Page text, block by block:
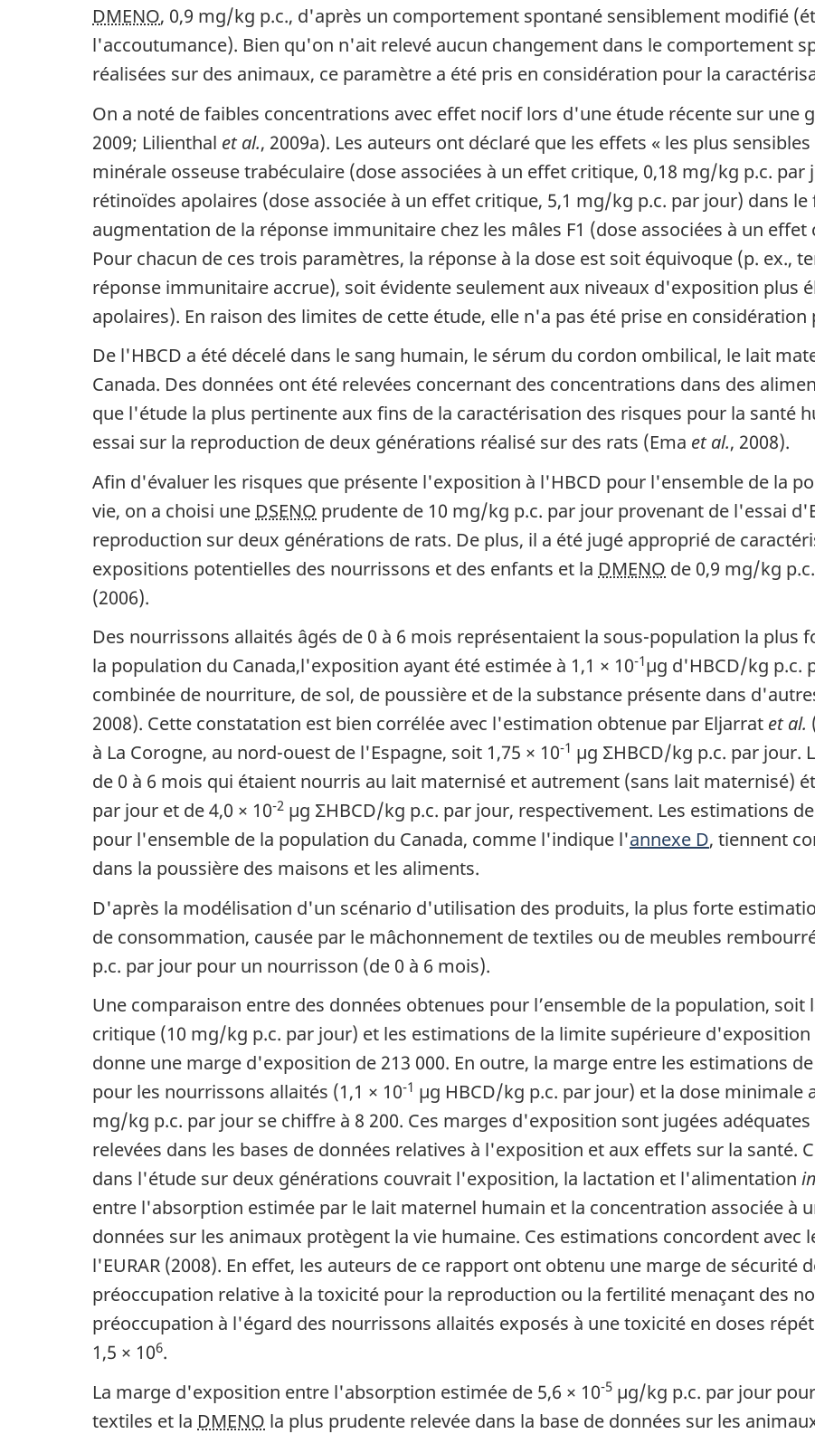
c
u
m
e
n
t
DMENO, 0,9 mg/kg p.c., d'après un comportement spontané sensiblement modifié
l'accoutumance). Bien qu'on n'ait relevé aucun changement dans le comportement
réalisées sur des animaux, ce paramètre a été pris en considération pour la
On a noté de faibles concentrations avec effet nocif lors d'une étude récente sur une
2009; Lilienthal et al., 2009a). Les auteurs ont déclaré que les effets « les plus
minérale osseuse trabéculaire (dose associées à un effet critique, 0,18 mg/kg p.c.
rétinoïdes apolaires (dose associée à un effet critique, 5,1 mg/kg p.c. par jour) dans
augmentation de la réponse immunitaire chez les mâles F1 (dose associées à un
Pour chacun de ces trois paramètres, la réponse à la dose est soit équivoque (p. ex.,
réponse immunitaire accrue), soit évidente seulement aux niveaux d'exposition plus
apolaires). En raison des limites de cette étude, elle n'a pas été prise en
De l'HBCD a été décelé dans le sang humain, le sérum du cordon ombilical, le lait
Canada. Des données ont été relevées concernant des concentrations dans des
que l'étude la plus pertinente aux fins de la caractérisation des risques pour la santé
essai sur la reproduction de deux générations réalisé sur des rats (Ema et al., 2008).
Afin d'évaluer les risques que présente l'exposition à l'HBCD pour l'ensemble de la
vie, on a choisi une DSENO prudente de 10 mg/kg p.c. par jour provenant de l'essai
reproduction sur deux générations de rats. De plus, il a été jugé approprié de
expositions potentielles des nourrissons et des enfants et la DMENO de 0,9 mg/kg
(2006).
Des nourrissons allaités âgés de 0 à 6 mois représentaient la sous-population la plus
la population du Canada,l'exposition ayant été estimée à 1,1 × 10-1µg d'HBCD/kg p.c.
combinée de nourriture, de sol, de poussière et de la substance présente dans
2008). Cette constatation est bien corrélée avec l'estimation obtenue par Eljarrat et al.
à La Corogne, au nord-ouest de l'Espagne, soit 1,75 × 10-1 µg ΣHBCD/kg p.c. par jour.
de 0 à 6 mois qui étaient nourris au lait maternisé et autrement (sans lait maternisé)
par jour et de 4,0 × 10-2 µg ΣHBCD/kg p.c. par jour, respectivement. Les estimations
pour l'ensemble de la population du Canada, comme l'indique l'annexe D, tiennent
dans la poussière des maisons et les aliments.
D'après la modélisation d'un scénario d'utilisation des produits, la plus forte
de consommation, causée par le mâchonnement de textiles ou de meubles
p.c. par jour pour un nourrisson (de 0 à 6 mois).
Une comparaison entre des données obtenues pour l’ensemble de la population,
critique (10 mg/kg p.c. par jour) et les estimations de la limite supérieure d'exposition
donne une marge d'exposition de 213 000. En outre, la marge entre les estimations
pour les nourrissons allaités (1,1 × 10-1 µg HBCD/kg p.c. par jour) et la dose minimale
mg/kg p.c. par jour se chiffre à 8 200. Ces marges d'exposition sont jugées
relevées dans les bases de données relatives à l'exposition et aux effets sur la santé.
dans l'étude sur deux générations couvrait l'exposition, la lactation et l'alimentation
entre l'absorption estimée par le lait maternel humain et la concentration associée à
données sur les animaux protègent la vie humaine. Ces estimations concordent avec
l'EURAR (2008). En effet, les auteurs de ce rapport ont obtenu une marge de sécurité
préoccupation relative à la toxicité pour la reproduction ou la fertilité menaçant des
préoccupation à l'égard des nourrissons allaités exposés à une toxicité en doses
1,5 × 106.
La marge d'exposition entre l'absorption estimée de 5,6 × 10-5 µg/kg p.c. par jour
textiles et la DMENO la plus prudente relevée dans la base de données sur les